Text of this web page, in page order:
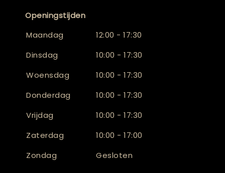
Openingstijden
Maandag
12:00 - 17:30
Dinsdag
10:00 - 17:30
Woensdag
10:00 - 17:30
Donderdag
10:00 - 17:30
Vrijdag
10:00 - 17:30
Zaterdag
10:00 - 17:00
Zondag
Gesloten